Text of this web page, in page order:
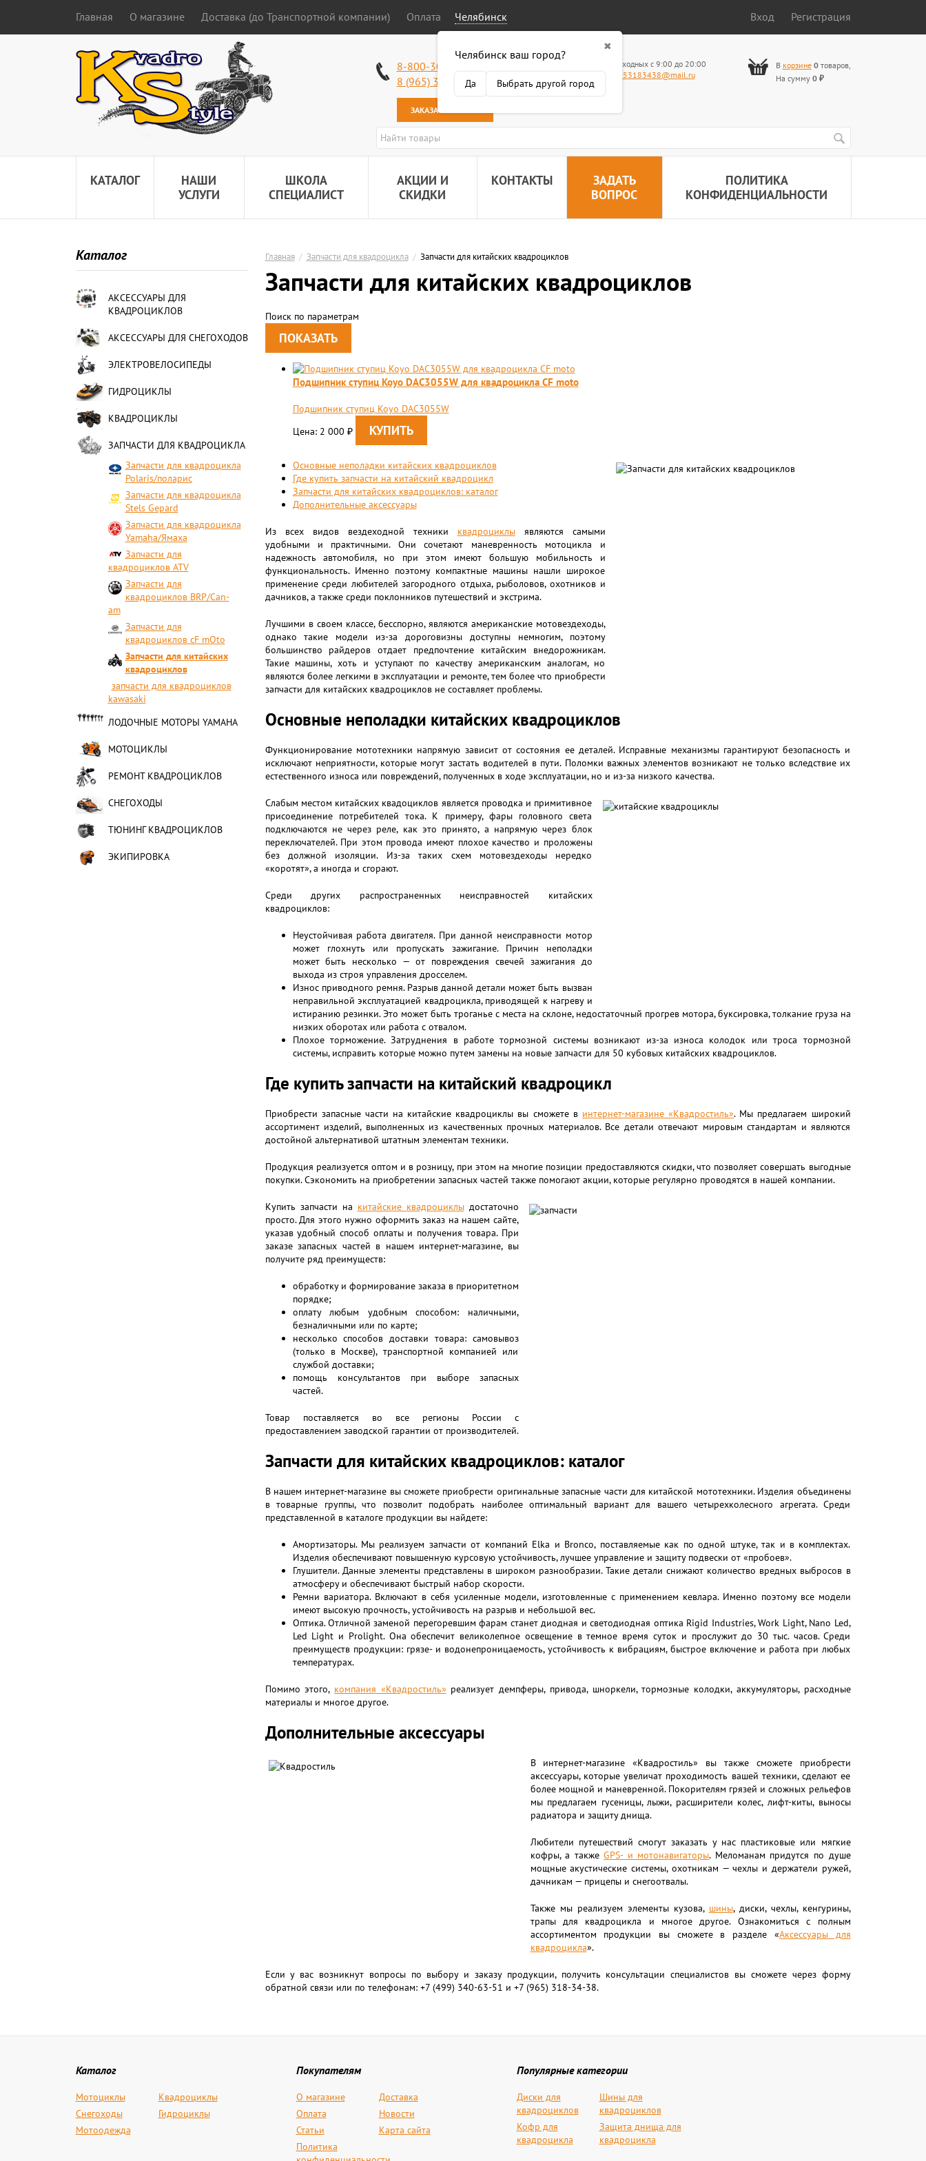
Главная О магазине Доставка (до Транспортной компании) Оплата Челябинск
✖
Челябинск ваш город?
Да Выбрать другой город
Вход Регистрация
8-800-301-50-58
8 (965) 318-34-38
ЗАКАЗАТЬ ЗВОНОК
Работаем без выходных с 9:00 до 20:00
89653183438@mail.ru
В корзине 0товаров,
На сумму 0 ₽
КАТАЛОГ
НАШИ
УСЛУГИ
ШКОЛА
СПЕЦИАЛИСТ
АКЦИИ И
СКИДКИ
КОНТАКТЫ
ЗАДАТЬ
ВОПРОС
ПОЛИТИКА
КОНФИДЕНЦИАЛЬНОСТИ
Каталог
АКСЕССУАРЫ ДЛЯ
КВАДРОЦИКЛОВ
АКСЕССУАРЫ ДЛЯ СНЕГОХОДОВ
ЭЛЕКТРОВЕЛОСИПЕДЫ
ГИДРОЦИКЛЫ
КВАДРОЦИКЛЫ
ЗАПЧАСТИ ДЛЯ КВАДРОЦИКЛА
Запчасти для квадроцикла
Polaris/поларис
Запчасти для квадроцикла
Stels Gepard
Запчасти для квадроцикла
Yamaha/Ямаха
Запчасти для
квадроциклов ATV
Запчасти для
квадроциклов BRP/Can-
am
Запчасти для
квадроциклов сF mOto
Запчасти для китайских
квадроциклов
запчасти для квадроциклов
kawasaki
ЛОДОЧНЫЕ МОТОРЫ YAMAHA
МОТОЦИКЛЫ
РЕМОНТ КВАДРОЦИКЛОВ
СНЕГОХОДЫ
ТЮНИНГ КВАДРОЦИКЛОВ
ЭКИПИРОВКА
Главная / Запчасти для квадроцикла / Запчасти для китайских квадроциклов
Запчасти для китайских квадроциклов
Поиск по параметрам
Подшипник ступиц Koyo DAC3055W для квадроцикла CF moto
Подшипник ступиц Koyo DAC3055W
Цена: 2 000 ₽
Основные неполадки китайских квадроциклов
Где купить запчасти на китайский квадроцикл
Запчасти для китайских квадроциклов: каталог
Дополнительные аксессуары
Из всех видов вездеходной техники квадроциклыявляются самыми
удобными и практичными. Они сочетают маневренность мотоцикла и
надежность автомобиля, но при этом имеют большую мобильность и
функциональность. Именно поэтому компактные машины нашли широкое
применение среди любителей загородного отдыха, рыболовов, охотников и
дачников, а также среди поклонников путешествий и экстрима.
Лучшими в своем классе, бесспорно, являются американские мотовездеходы,
однако такие модели из-за дороговизны доступны немногим, поэтому
большинство райдеров отдает предпочтение китайским внедорожникам.
Такие машины, хоть и уступают по качеству американским аналогам, но
являются более легкими в эксплуатации и ремонте, тем более что приобрести
запчасти для китайских квадроциклов не составляет проблемы.
Основные неполадки китайских квадроциклов
Функционирование мототехники напрямую зависит от состояния ее деталей. Исправные механизмы гарантируют безопасность и
исключают неприятности, которые могут застать водителей в пути. Поломки важных элементов возникают не только вследствие их
естественного износа или повреждений, полученных в ходе эксплуатации, но и из-за низкого качества.
Слабым местом китайских квадоциклов является проводка и примитивное
присоединение потребителей тока. К примеру, фары головного света
подключаются не через реле, как это принято, а напрямую через блок
переключателей. При этом провода имеют плохое качество и проложены
без должной изоляции. Из-за таких схем мотовездеходы нередко
«коротят», а иногда и сгорают.
Среди других распространенных неисправностей китайских
квадроциклов:
Неустойчивая работа двигателя. При данной неисправности мотор
может глохнуть или пропускать зажигание. Причин неполадки
может быть несколько — от повреждения свечей зажигания до
выхода из строя управления дросселем.
Износ приводного ремня. Разрыв данной детали может быть вызван
неправильной эксплуатацией квадроцикла, приводящей к нагреву и
истиранию резинки. Это может быть троганье с места на склоне, недостаточный прогрев мотора, буксировка, толкание груза на
низких оборотах или работа с отвалом.
Плохое торможение. Затруднения в работе тормозной системы возникают из-за износа колодок или троса тормозной
системы, исправить которые можно путем замены на новые запчасти для 50 кубовых китайских квадроциклов.
Где купить запчасти на китайский квадроцикл
Приобрести запасные части на китайские квадроциклы вы сможете в интернет-магазине «Квадростиль». Мы предлагаем широкий
ассортимент изделий, выполненных из качественных прочных материалов. Все детали отвечают мировым стандартам и являются
достойной альтернативой штатным элементам техники.
Продукция реализуется оптом и в розницу, при этом на многие позиции предоставляются скидки, что позволяет совершать выгодные
покупки. Сэкономить на приобретении запасных частей также помогают акции, которые регулярно проводятся в нашей компании.
Купить запчасти на китайские квадроциклыдостаточно
просто. Для этого нужно оформить заказ на нашем сайте,
указав удобный способ оплаты и получения товара. При
заказе запасных частей в нашем интернет-магазине, вы
получите ряд преимуществ:
обработку и формирование заказа в приоритетном
порядке;
оплату любым удобным способом: наличными,
безналичными или по карте;
несколько способов доставки товара: самовывоз
(только в Москве), транспортной компанией или
службой доставки;
помощь консультантов при выборе запасных
частей.
Товар поставляется во все регионы России с
предоставлением заводской гарантии от производителей.
Запчасти для китайских квадроциклов: каталог
В нашем интернет-магазине вы сможете приобрести оригинальные запасные части для китайской мототехники. Изделия объединены
в товарные группы, что позволит подобрать наиболее оптимальный вариант для вашего четырехколесного агрегата. Среди
представленной в каталоге продукции вы найдете:
Амортизаторы. Мы реализуем запчасти от компаний Elka и Bronco, поставляемые как по одной штуке, так и в комплектах.
Изделия обеспечивают повышенную курсовую устойчивость, лучшее управление и защиту подвески от «пробоев».
Глушители. Данные элементы представлены в широком разнообразии. Такие детали снижают количество вредных выбросов в
атмосферу и обеспечивают быстрый набор скорости.
Ремни вариатора. Включают в себя усиленные модели, изготовленные с применением кевлара. Именно поэтому все модели
имеют высокую прочность, устойчивость на разрыв и небольшой вес.
Оптика. Отличной заменой перегоревшим фарам станет диодная и светодиодная оптика Rigid Industries, Work Light, Nano Led,
Led Light и Prolight. Она обеспечит великолепное освещение в темное время суток и прослужит до 30 тыс. часов. Среди
преимуществ продукции: грязе- и водонепроницаемость, устойчивость к вибрациям, быстрое включение и работа при любых
температурах.
Помимо этого, компания «Квадростиль» реализует демпферы, привода, шноркели, тормозные колодки, аккумуляторы, расходные
материалы и многое другое.
Дополнительные аксессуары
В интернет-магазине «Квадростиль» вы также сможете приобрести
аксессуары, которые увеличат проходимость вашей техники, сделают ее
более мощной и маневренной. Покорителям грязей и сложных рельефов
мы предлагаем гусеницы, лыжи, расширители колес, лифт-киты, выносы
радиатора и защиту днища.
Любители путешествий смогут заказать у нас пластиковые или мягкие
кофры, а такжеGPS- и мотонавигаторы. Меломанам придутся по душе
мощные акустические системы, охотникам — чехлы и держатели ружей,
дачникам — прицепы и снегоотвалы.
Также мы реализуем элементы кузова, шины, диски, чехлы, кенгурины,
трапы для квадроцикла и многое другое. Ознакомиться с полным
ассортиментом продукции вы сможете в разделе «Аксессуары для
квадроцикла».
Если у вас возникнут вопросы по выбору и заказу продукции, получить консультации специалистов вы сможете через форму
обратной связи или по телефонам: +7 (499) 340-63-51 и +7 (965) 318-34-38.
Каталог
Мотоциклы
Квадроциклы
Снегоходы
Гидроциклы
Мотоодежда
Покупателям
О магазине
Доставка
Оплата
Новости
Статьи
Карта сайта
Политика
Популярные категории
Диски для
квадроциклов
Шины для
квадроциклов
Кофр для
квадроцикла
Защита днища для
квадроцикла